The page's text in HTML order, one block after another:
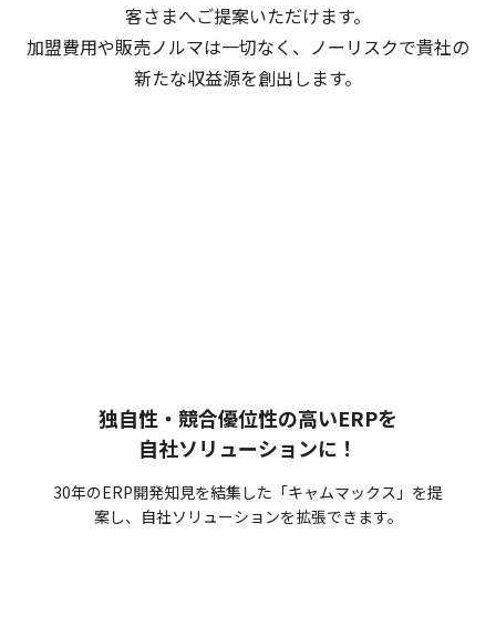
客さまへご提案いただけます。
加盟費用や販売ノルマは一切なく、ノーリスクで貴社の
新たな収益源を創出します。
独自性・競合優位性の高いERPを
自社ソリューションに！
30年のERP開発知見を結集した「キャムマックス」を提
案し、自社ソリューションを拡張できます。